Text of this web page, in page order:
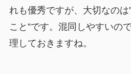
れも優秀ですが、大切なの
こと”です。混同しやすいの
理しておきますね。